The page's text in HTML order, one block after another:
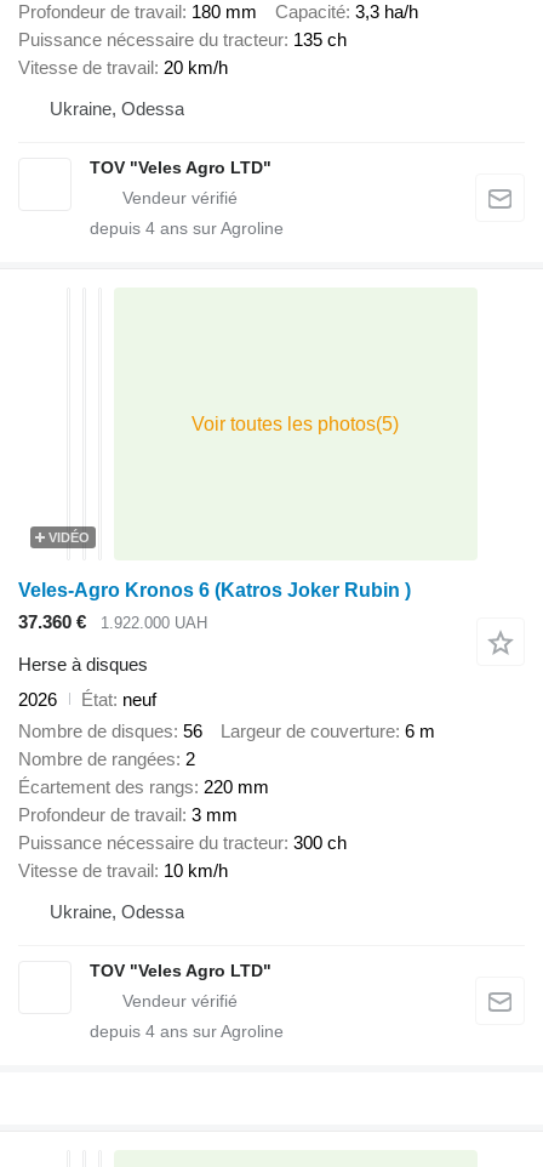
Profondeur de travail 180 mm Capacité 3,3 ha/h
Puissance nécessaire du tracteur 135 ch
Vitesse de travail 20 km/h
Ukraine, Odessa
TOV "Veles Agro LTD"
depuis 4 ans sur Agroline
VIDÉO
Veles-Agro Kronos 6 (Katros Joker Rubin )
37.360 €
1.922.000 UAH
Herse à disques
2026
État neuf
Nombre de disques 56 Largeur de couverture 6 m
Nombre de rangées 2
Écartement des rangs 220 mm
Profondeur de travail 3 mm
Puissance nécessaire du tracteur 300 ch
Vitesse de travail 10 km/h
Ukraine, Odessa
TOV "Veles Agro LTD"
depuis 4 ans sur Agroline